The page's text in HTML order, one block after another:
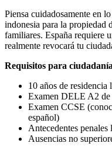
Piensa cuidadosamente en
indonesia para la propiedad
familiares. España requiere
realmente revocará tu
Requisitos para
10 años de residencia
Examen DELE A2 de
Examen CCSE
español)
Antecedentes penales
Ausencias no